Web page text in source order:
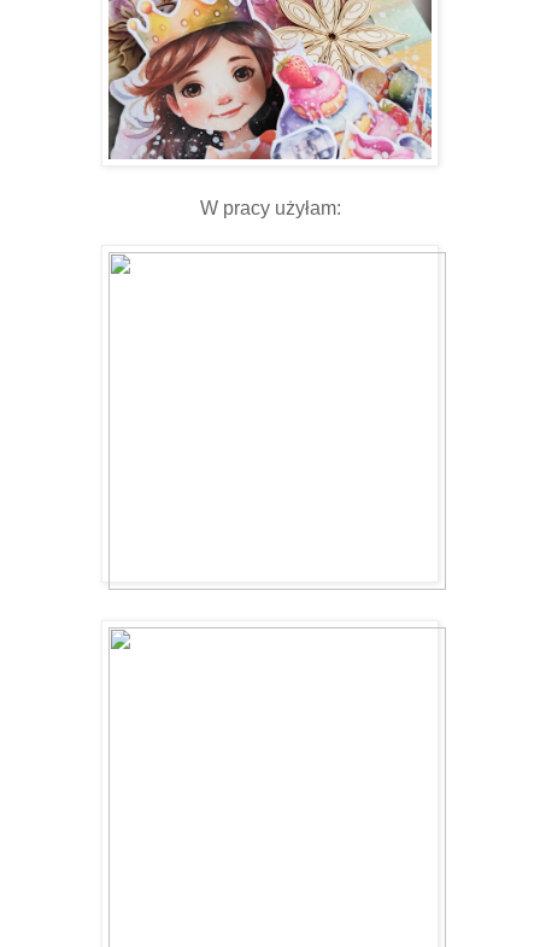
W pracy użyłam: